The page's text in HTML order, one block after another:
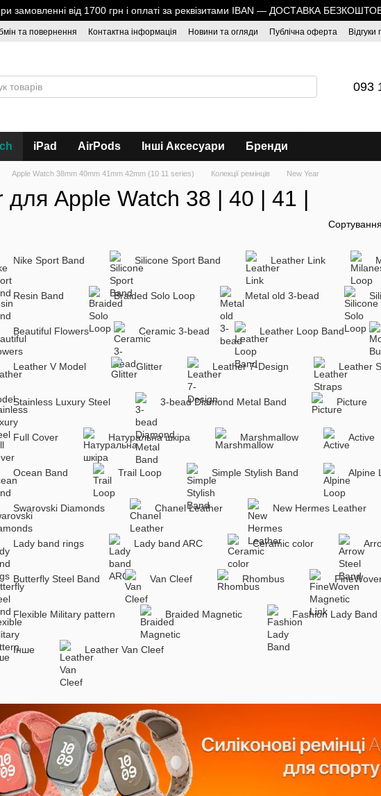
замовленні від 1700 грн і оплаті за реквізитами IBAN — ДОСТАВКА
та повернення Контактна інформація Новини та огляди Публічна оферта
093
iPad AirPods Інші Аксесуари Бренди
Apple Watch 38mm 40mm 41mm 42mm (10 11 series) Колекції ремінців New Year
для Apple Watch 38 | 40 | 41 |
Nike Sport Band Silicone Sport Band Leather Link
Resin Band Braided Solo Loop Metal old 3-bead
Beautiful Flowers Ceramic 3-bead Leather Loop Band
Leather V Model Glitter Leather 7-Design Leather
Stainless Luxury Steel 3-bead Diamond Metal Band Picture
Full Cover Натуральна шкіра Marshmallow Active
Ocean Band Trail Loop Simple Stylish Band Alpine
Swarovski Diamonds Chanel Leather New Hermes Leather
Lady band rings Lady band ARC Ceramic color
Butterfly Steel Band Van Cleef Rhombus
Flexible Military pattern Braided Magnetic Fashion Lady Band
Інше Leather Van Cleef